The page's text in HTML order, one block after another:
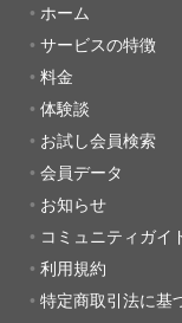
ホーム
サービスの特徴
料金
体験談
お試し会員検索
会員データ
お知らせ
コミュニティガイ
利用規約
特定商取引法に基